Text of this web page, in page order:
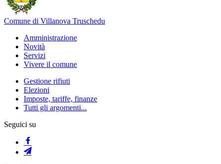
Comune di Villanova Truschedu
Amministrazione
Novità
Servizi
Vivere il comune
Gestione rifiuti
Elezioni
Imposte, tariffe, finanze
Tutti gli argomenti...
Seguici su